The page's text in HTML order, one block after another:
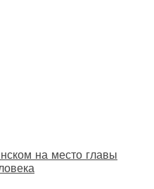
на место главы